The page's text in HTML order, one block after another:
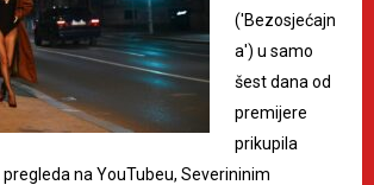
('Bezosjećajn
a') u samo
šest dana od
premijere
prikupila
na YouTubeu, Severininim